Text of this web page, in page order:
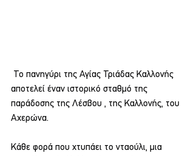
Το πανηγύρι της Αγίας Τριάδας Καλλονής
αποτελεί έναν ιστορικό σταθμό της
παράδοσης της Λέσβου , της Καλλονής, του
Αχερώνα.
Κάθε φορά που χτυπάει το νταούλι, μια